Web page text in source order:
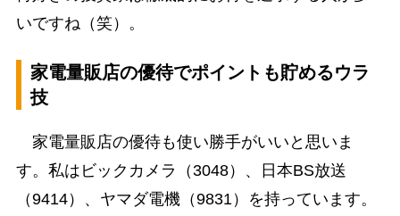
いですね（笑）。
家電量販店の優待でポイントも貯めるウラ
技
家電量販店の優待も使い勝手がいいと思いま
す。私はビックカメラ（3048）、日本BS放送
（9414）、ヤマダ電機（9831）を持っています。